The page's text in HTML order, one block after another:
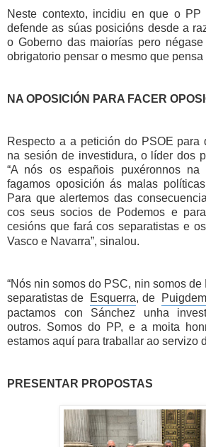
Neste contexto, incidiu en que o PP
defende as súas posicións desde a
o Goberno das maiorías pero
obrigatorio pensar o mesmo que pensa
NA OPOSICIÓN PARA FACER
Respecto a a petición do PSOE para
na sesión de investidura, o líder dos
“A nós os españois puxéronnos na
fagamos oposición ás malas
Para que alertemos das
cos seus socios de Podemos e
cesións que fará cos separatistas e
Vasco e Navarra”, sinalou.
“Nós nin somos do PSC, nin somos
separatistas de Esquerra, de
pactamos con Sánchez unha
outros. Somos do PP, e a moita
estamos aquí para traballar ao servizo
PRESENTAR PROPOSTAS